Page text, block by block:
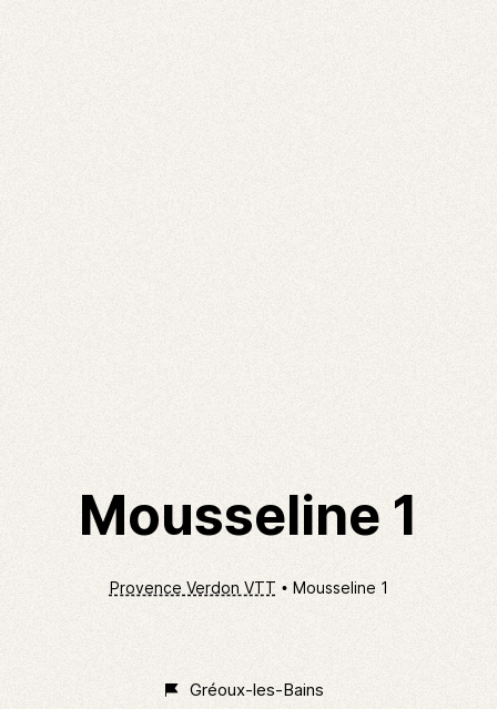
Mousseline 1
Provence Verdon VTT Mousseline 1
Classé
Gréoux-les-Bains